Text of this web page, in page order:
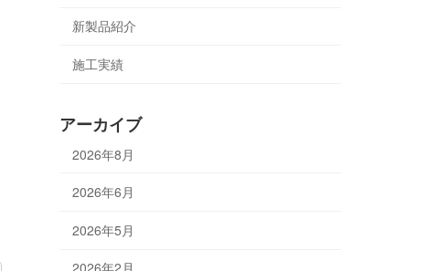
新製品紹介
施工実績
アーカイブ
2026年8月
2026年6月
2026年5月